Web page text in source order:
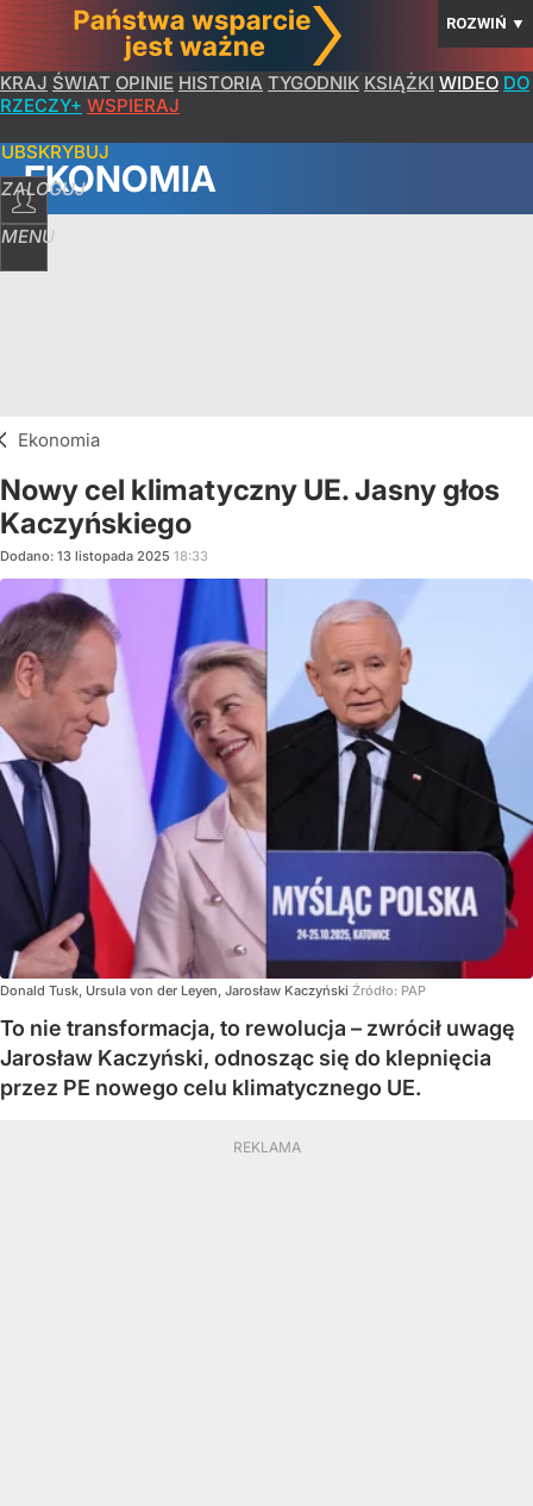
ROZWIŃ ▼
KRAJ ŚWIAT OPINIE HISTORIA TYGODNIK KSIĄŻKI WIDEO DO
RZECZY+ WSPIERAJ
ZALOGUJ
MENU
EKONOMIA
Ekonomia
Nowy cel klimatyczny UE. Jasny głos
Kaczyńskiego
Dodano: 13 listopada 2025 18:33
Donald Tusk, Ursula von der Leyen, Jarosław Kaczyński Źródło: PAP
To nie transformacja, to rewolucja – zwrócił uwagę
Jarosław Kaczyński, odnosząc się do klepnięcia
przez PE nowego celu klimatycznego UE.